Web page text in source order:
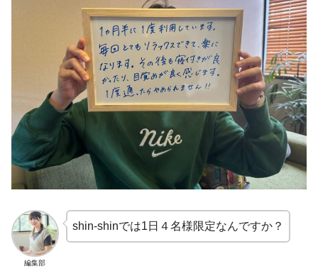
編集部
shin-shinでは1日４名様限定なんですか？